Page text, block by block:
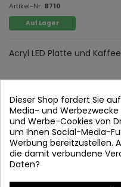
Artikel-Nr. 8710
Auf Lager
Acryl LED Platte und
* Stärke und Farbe
Erinnerung bewahrt
Dieser Shop fordert Sie
Media- und
und Werbe-Cookies von
um Ihnen Social-Media-
Werbung bereitzustellen.
die damit verbundene
Daten?